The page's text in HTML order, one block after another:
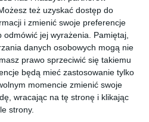
też uzyskać dostęp do
i zmienić swoje preferencje
jej wyrażenia.
Pamiętaj,
danych osobowych mogą nie
prawo sprzeciwić się takiemu
będą mieć zastosowanie tylko
momencie zmienić swoje
wracając na tę stronę i klikając
strony.Charakterystyczna
łazienka w